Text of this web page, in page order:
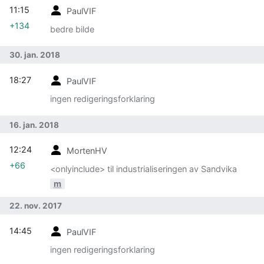
PaulVIF
bedre bilde
11:15
+134
30. jan. 2018
PaulVIF
ingen redigeringsforklaring
18:27
16. jan. 2018
MortenHV
<onlyinclude> til industrialiseringen av Sandvika
m
12:24
+66
22. nov. 2017
PaulVIF
ingen redigeringsforklaring
14:45